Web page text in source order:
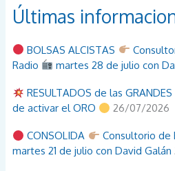
Últimas
BOLSAS ALCISTAS
Radio
martes 28 de julio con
RESULTADOS de las GRANDES
de activar el ORO
26/07/2026
CONSOLIDA
Consultorio de
martes 21 de julio con David Galán